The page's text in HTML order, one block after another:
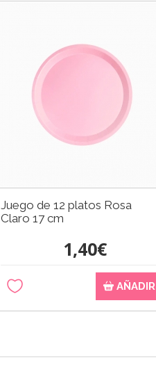
Juego de 12 platos Rosa
Claro 17 cm
1,40€
AÑADIR